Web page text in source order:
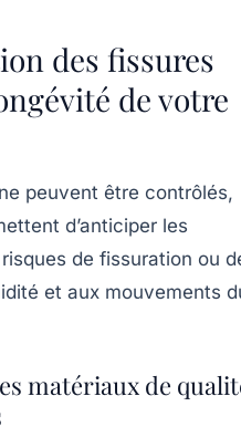
des fissures
de votre
peuvent être contrôlés,
d’anticiper les
de fissuration ou
et aux mouvements
matériaux de